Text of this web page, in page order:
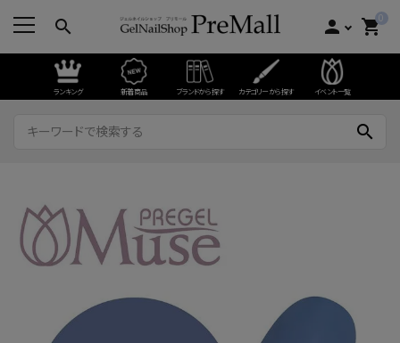
search person 0
shopping_cart
ランキング 新着商品 ブランドから探す カテゴリーから探す イベント一覧
search